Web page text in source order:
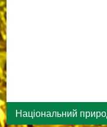
Національний